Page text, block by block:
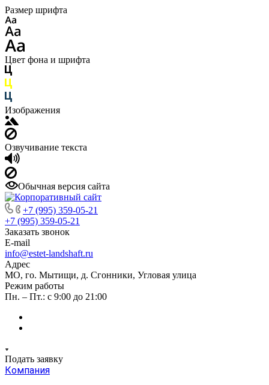
Размер шрифта
Цвет фона и шрифта
Изображения
Озвучивание текста
Обычная версия сайта
+7 (995) 359-05-21
+7 (995) 359-05-21
Заказать звонок
E-mail
info@estet-landshaft.ru
Адрес
МО, го. Мытищи, д. Сгонники, Угловая улица
Режим работы
Пн. – Пт.: с 9:00 до 21:00
Подать заявку
Компания